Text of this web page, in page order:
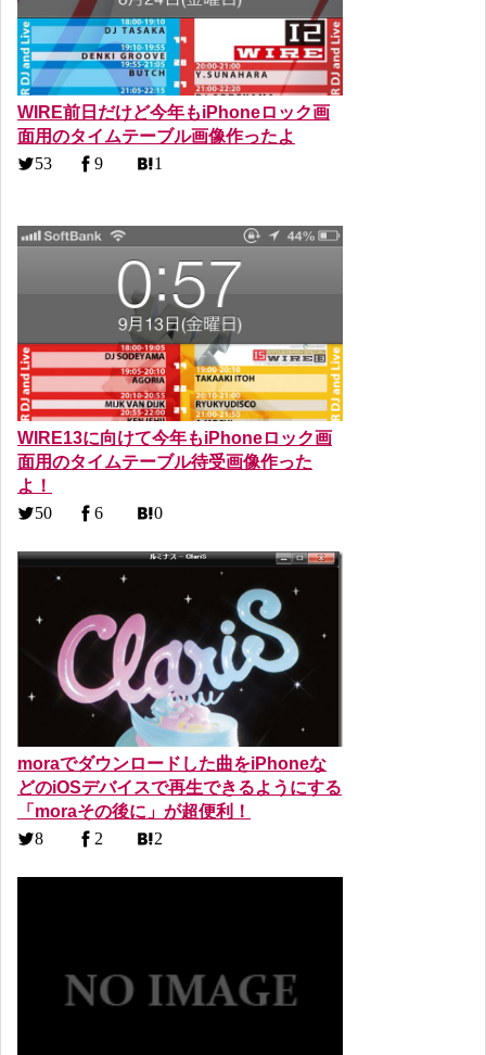
WIRE前日だけど今年もiPhoneロック画
面用のタイムテーブル画像作ったよ
53 9 1
WIRE13に向けて今年もiPhoneロック画
面用のタイムテーブル待受画像作った
よ！
50 6 0
moraでダウンロードした曲をiPhoneな
どのiOSデバイスで再生できるようにする
「moraその後に」が超便利！
8 2 2